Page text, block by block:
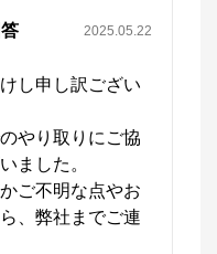
2025.05.22
し申し訳ござい
やり取りにご協
ました。
ご不明な点やお
、弊社までご連